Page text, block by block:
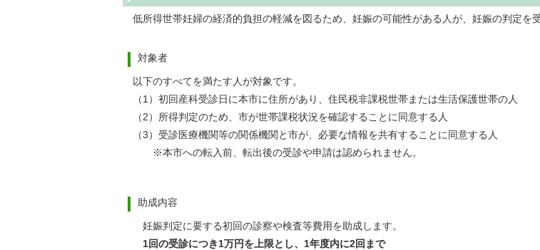
低所得世帯妊婦の経済的負担の軽減を図るため、妊娠の可能性がある人が、妊娠の判定を
対象者
以下のすべてを満たす人が対象です。
（1）初回産科受診日に本市に住所があり、住民税非課税世帯または生活保護世帯の人
（2）所得判定のため、市が世帯課税状況を確認することに同意する人
（3）受診医療機関等の関係機関と市が、必要な情報を共有することに同意する人
※本市への転入前、転出後の受診や申請は認められません。
助成内容
妊娠判定に要する初回の診察や検査等費用を助成します。
1回の受診につき1万円を上限とし、1年度内に2回まで